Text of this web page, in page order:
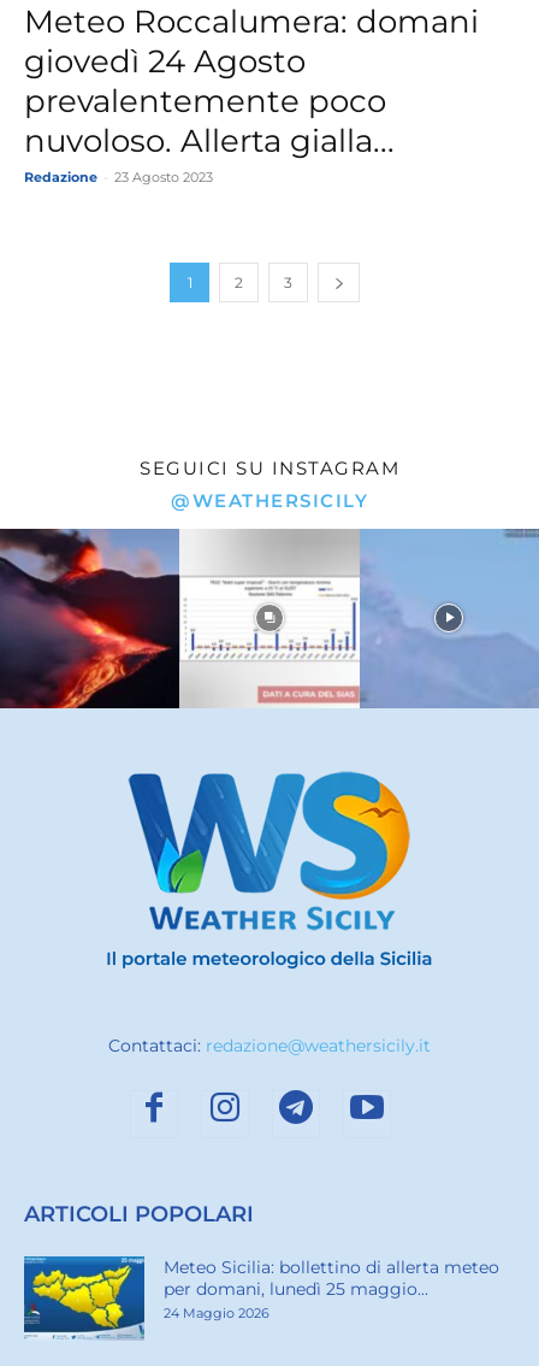
Meteo Roccalumera: domani
giovedì 24 Agosto
prevalentemente poco
nuvoloso. Allerta gialla...
Redazione 23 Agosto 2023
1 2 3
SEGUICI SU INSTAGRAM
@WEATHERSICILY
Contattaci: redazione@weathersicily.it
ARTICOLI POPOLARI
Meteo Sicilia: bollettino di allerta meteo
per domani, lunedì 25 maggio...
24 Maggio 2026